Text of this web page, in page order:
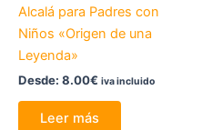
Alcalá para Padres con
Niños «Origen de una
Leyenda»
Desde: 8.00€ iva incluido
Leer más